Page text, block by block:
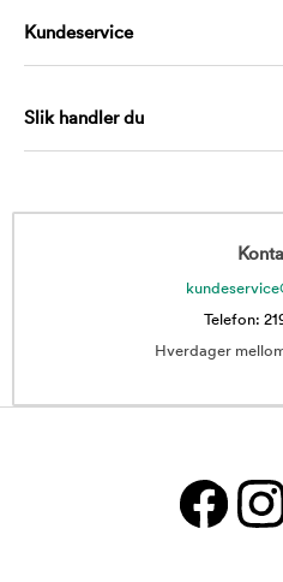
Kundeservice
Slik handler du
Telefon:
Hverdager